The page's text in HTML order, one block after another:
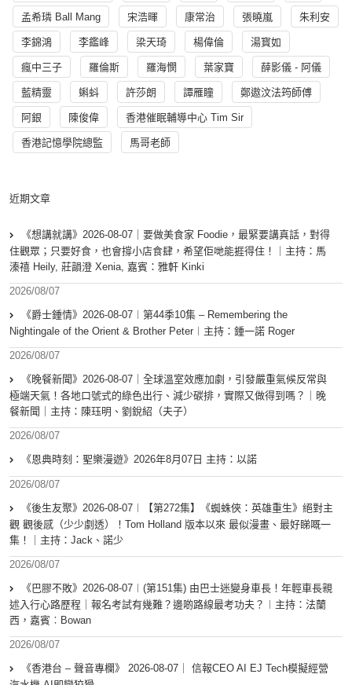
孟希璘 Ball Mang 宋浩暉 康常治 張曉嵐 朱利安
李錦鴻 李鑑峰 梁天琦 楊偉倫 湯寳如
瘋中三子 羅倫斯 羅海憫 葉家寶 薛影儀 - 阿儀
藍精靈 蝌蚪 許莎朗 譚雁瞳 鄭遨汶法筠師傅
阿銀 陳俊偉 香港催眠輔導中心 Tim Sir
香港記憶學院總監 馬哥老師
近期文章
《想講就講》2026-08-07｜要做美食家 Foodie，最緊要講真話，對得
住觀眾；只要好食，也會撐小店食肆，希望佢哋能捱得住！｜主持：馬
溱禧 Heily, 莊韻澄 Xenia, 嘉賓：雅軒 Kinki
2026/08/07
《爵士鍾情》2026-08-07︱第44季10集 – Remembering the
Nightingale of the Orient & Brother Peter︱主持：鍾一諾 Roger
2026/08/07
《晚餐新聞》2026-08-07｜全球溫室效應加劇，引發嚴重氣候反常與
極端天氣！各地口號式的綠色出行、減少碳排，實際又做得到嗎？｜晚
餐新聞｜主持：陳珏明、劉銳紹（夫子）
2026/08/07
《恩典時刻：聖樂漫遊》2026年8月07日 主持：以諾
2026/08/07
《後生友聚》2026-08-07︱【第272集】《蜘蛛俠：英雄重生》絕對主
觀 觀後感（少少劇透）！Tom Holland 版本以來 最似漫畫、最好睇嘅一
集！｜主持：Jack、諾少
2026/08/07
《巴膠不敗》2026-08-07︱(第151集) 由巴士迷變身車長！年輕車長親
述入行心路歷程｜報名考試有幾難？邊啲路線最考功夫？︱主持：法蘭
西，嘉賓︰Bowan
2026/08/07
《香港台 – 聲音專欄》 2026-08-07｜ 信報CEO AI EJ Tech模擬經營